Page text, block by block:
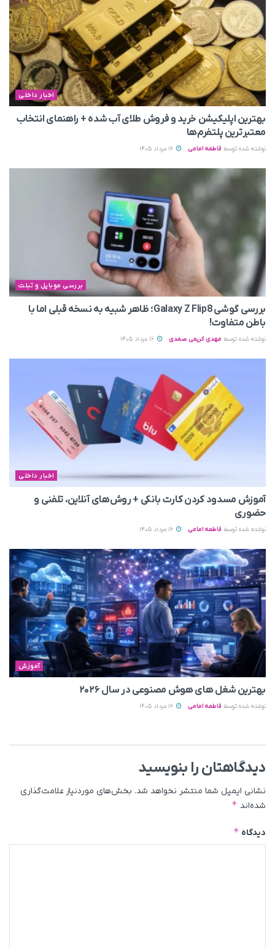
اخبار داخلی
بهترین اپلیکیشن خرید و فروش طلای آب شده + راهنمای انتخاب
معتبرترین پلتفرم‌ها
نوشته شده توسط فاطمه امامی
بررسی موبایل و تبلت
بررسی گوشی Galaxy Z Flip8؛ ظاهر شبیه به نسخه قبلی اما با
باطن متفاوت!
نوشته شده توسط مهدی کریمی صمدی
اخبار داخلی
آموزش مسدود کردن کارت بانکی + روش‌های آنلاین، تلفنی و
حضوری
نوشته شده توسط فاطمه امامی
آموزش
بهترین شغل های هوش مصنوعی در سال ۲۰۲۶
نوشته شده توسط فاطمه امامی
دیدگاهتان را بنویسید
نشانی ایمیل شما منتشر نخواهد شد. بخش‌های موردنیاز علامت‌گذاری
شده‌اند *
دیدگاه *